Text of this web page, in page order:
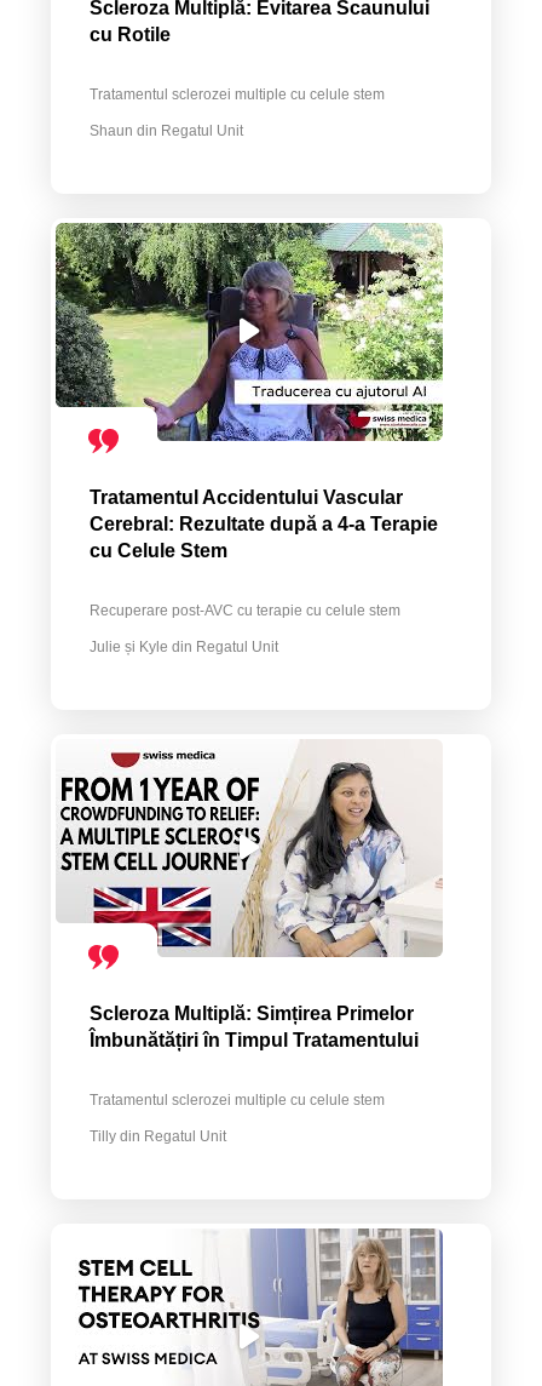
Scleroza Multiplă: Evitarea Scaunului
cu Rotile
Tratamentul sclerozei multiple cu celule stem
Shaun din Regatul Unit
Tratamentul Accidentului Vascular
Cerebral: Rezultate după a 4-a Terapie
cu Celule Stem
Recuperare post-AVC cu terapie cu celule stem
Julie și Kyle din Regatul Unit
Scleroza Multiplă: Simțirea Primelor
Îmbunătățiri în Timpul Tratamentului
Tratamentul sclerozei multiple cu celule stem
Tilly din Regatul Unit